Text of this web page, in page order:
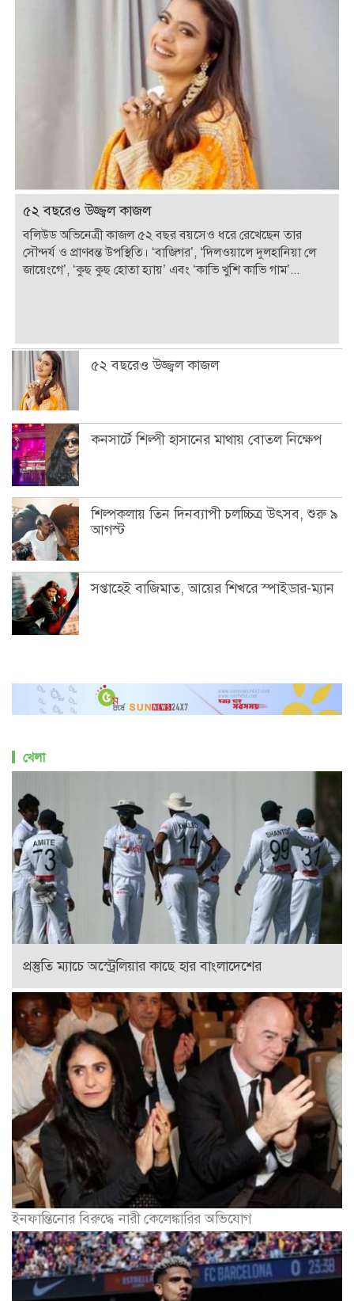
৫২ বছরেও উজ্জ্বল কাজল
বলিউড অভিনেত্রী কাজল ৫২ বছর বয়সেও ধরে রেখেছেন তার
সৌন্দর্য ও প্রাণবন্ত উপস্থিতি। ‘বাজিগর’, ‘দিলওয়ালে দুলহানিয়া লে
জায়েংগে’, ‘কুছ কুছ হোতা হ্যায়’ এবং ‘কাভি খুশি কাভি গাম’...
৫২ বছরেও উজ্জ্বল কাজল
কনসার্টে শিল্পী হাসানের মাথায় বোতল নিক্ষেপ
শিল্পকলায় তিন দিনব্যাপী চলচ্চিত্র উৎসব, শুরু ৯
আগস্ট
সপ্তাহেই বাজিমাত, আয়ের শিখরে স্পাইডার-ম্যান
খেলা
প্রস্তুতি ম্যাচে অস্ট্রেলিয়ার কাছে হার বাংলাদেশের
ইনফান্তিনোর বিরুদ্ধে নারী কেলেঙ্কারির অভিযোগ